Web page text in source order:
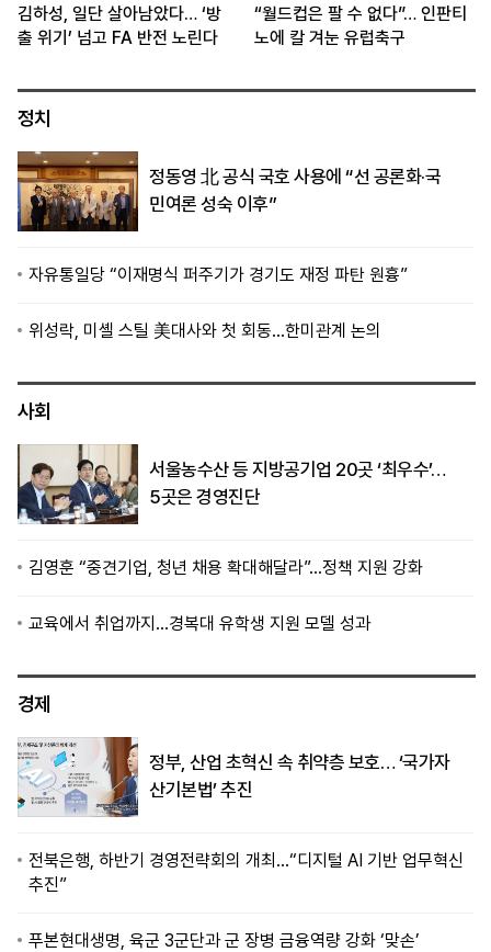
김하성, 일단 살아남았다… ‘방
출 위기’ 넘고 FA 반전 노린다
“월드컵은 팔 수 없다”… 인판티
노에 칼 겨눈 유럽축구
정치
정동영 北 공식 국호 사용에 “선 공론화·국
민여론 성숙 이후”
자유통일당 “이재명식 퍼주기가 경기도 재정 파탄 원흉”
위성락, 미셸 스틸 美대사와 첫 회동…한미관계 논의
사회
서울농수산 등 지방공기업 20곳 ‘최우수’…
5곳은 경영진단
김영훈 “중견기업, 청년 채용 확대해달라”…정책 지원 강화
교육에서 취업까지…경복대 유학생 지원 모델 성과
경제
정부, 산업 초혁신 속 취약층 보호… ‘국가자
산기본법’ 추진
전북은행, 하반기 경영전략회의 개최…“디지털 AI 기반 업무혁신
추진”
푸본현대생명, 육군 3군단과 군 장병 금융역량 강화 ‘맞손’